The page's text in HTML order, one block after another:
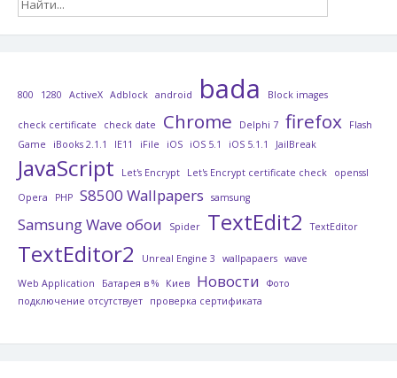
800 1280 ActiveX Adblock android bada Block images
check certificate check date Chrome Delphi 7 firefox
Flash
Game
iBooks 2.1.1 IE11 iFile iOS iOS 5.1 iOS 5.1.1 JailBreak
JavaScript Let's Encrypt Let's Encrypt certificate check
openssl
Opera
PHP S8500 Wallpapers samsung
Samsung Wave обои Spider TextEdit2 TextEditor
TextEditor2 Unreal Engine 3 wallpapaers wave
Web Application
Батарея в % Киев Новости
Фото
подключение отсутствует
проверка сертификата